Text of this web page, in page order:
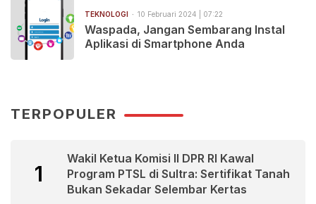
TEKNOLOGI 10 Februari 2024 | 07:22
Waspada, Jangan Sembarang Instal
Aplikasi di Smartphone Anda
TERPOPULER
1
Wakil Ketua Komisi II DPR RI Kawal
Program PTSL di Sultra: Sertifikat Tanah
Bukan Sekadar Selembar Kertas